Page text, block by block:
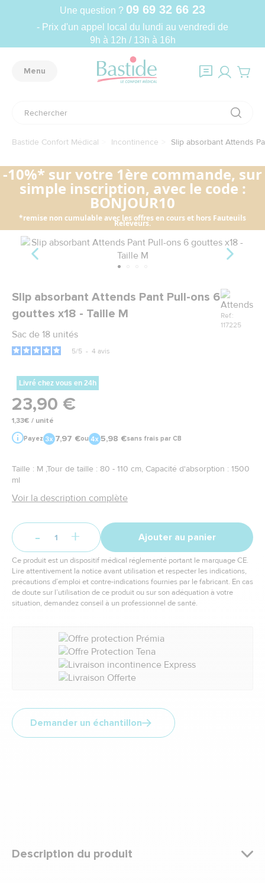
Une question ? 09 69 32 66 23
- Prix d'un appel local du lundi au vendredi de
9h à 12h / 13h à 16h
Menu
Bastide Confort Médical Incontinence Slip absorbant Attends
-10%* sur votre 1ère commande, sur
simple inscription, avec le code :
BONJOUR10
*remise non cumulable avec les offres en cours et hors Fauteuils
Releveurs.
Slip absorbant Attends Pant Pull-ons 6
gouttes x18 - Taille M
Sac de 18 unités
Marque
Ref.:
117225
5/5 - 4 avis
Livré chez vous en 24h
23,90 €
1,33€ / unité
Payez 7,97 €ou 5,98 €sans frais par CB
Taille : M ,Tour de taille : 80 - 110 cm, Capacité d'absorption : 1500
ml
Voir la description complète
- + Ajouter au panier
Ce produit est un dispositif médical réglementé portant le marquage CE.
Lire attentivement la notice avant utilisation et respecter les indications,
précautions d’emploi et contre-indications fournies par le fabricant. En cas
de doute sur l’utilisation de ce produit ou sur son adéquation à votre
situation, demandez conseil à un professionnel de santé.
Demander un échantillon
Description du produit